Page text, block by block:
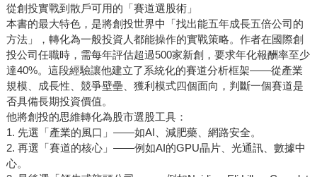
從創投實戰到散戶可用的「賽道選股術」
本書的最大特色，是將創投世界中「找出能五年成長五倍公司的
方法」，轉化為一般投資人都能操作的實戰策略。作者在國際創
投公司任職時，需每年評估超過500家新創，要求年化報酬率至少
達40%。這段經驗讓他建立了系統化的賽道分析框架——從產業
規模、成長性、競爭壁壘、獲利模式四個面向，判斷一個賽道是
否具備長期投資價值。
他將創投的思維轉化為股市選股工具：
1. 先選「產業的風口」——如AI、減肥藥、網路安全。
2. 再選「賽道的核心」——例如AI的GPU晶片、光通訊、數據中
心。